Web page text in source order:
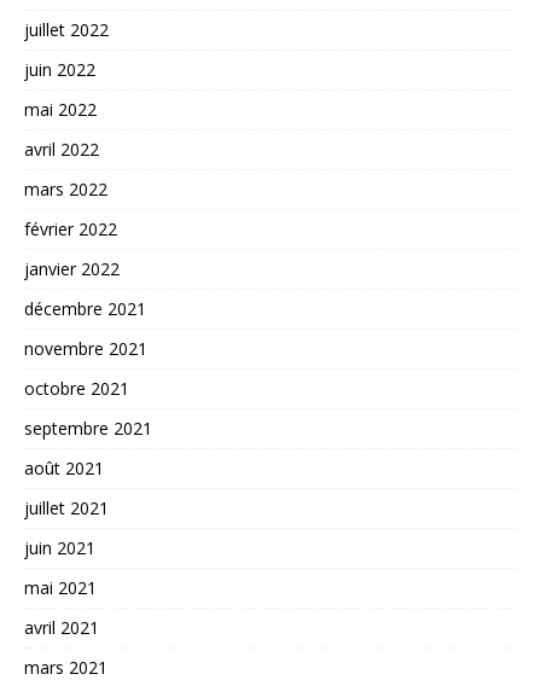
juillet 2022
juin 2022
mai 2022
avril 2022
mars 2022
février 2022
janvier 2022
décembre 2021
novembre 2021
octobre 2021
septembre 2021
août 2021
juillet 2021
juin 2021
mai 2021
avril 2021
mars 2021